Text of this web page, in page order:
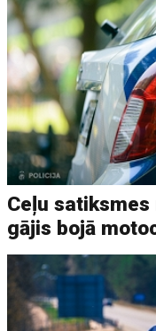
Ceļu
gājis bojā